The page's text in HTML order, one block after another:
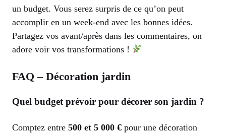
un budget. Vous serez surpris de ce qu’on peut
accomplir en un week-end avec les bonnes idées.
Partagez vos avant/après dans les commentaires, on
adore voir vos transformations !
FAQ – Décoration jardin
Quel budget prévoir pour décorer son jardin ?
Comptez entre 500 et 5 000 € pour une décoration